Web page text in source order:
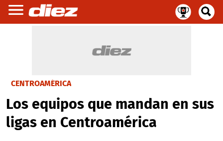
CENTROAMÉRICA
Los equipos que mandan en sus
ligas en Centroamérica